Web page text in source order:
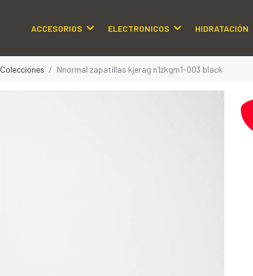
ACCESORIOS ELECTRONICOS HIDRATACIÓN
Colecciones Nnormal zapatillas kjerag n1zkgm1-003 black